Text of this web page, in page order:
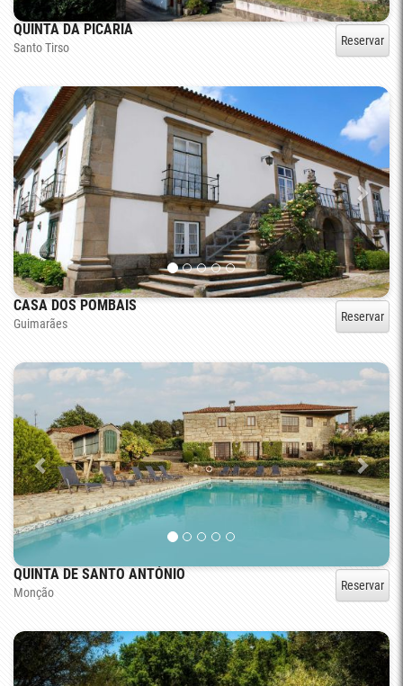
QUINTA DA PICARIA
Santo Tirso Reservar
CASA DOS POMBAIS
Guimarães Reservar
QUINTA DE SANTO ANTÓNIO
Monção Reservar